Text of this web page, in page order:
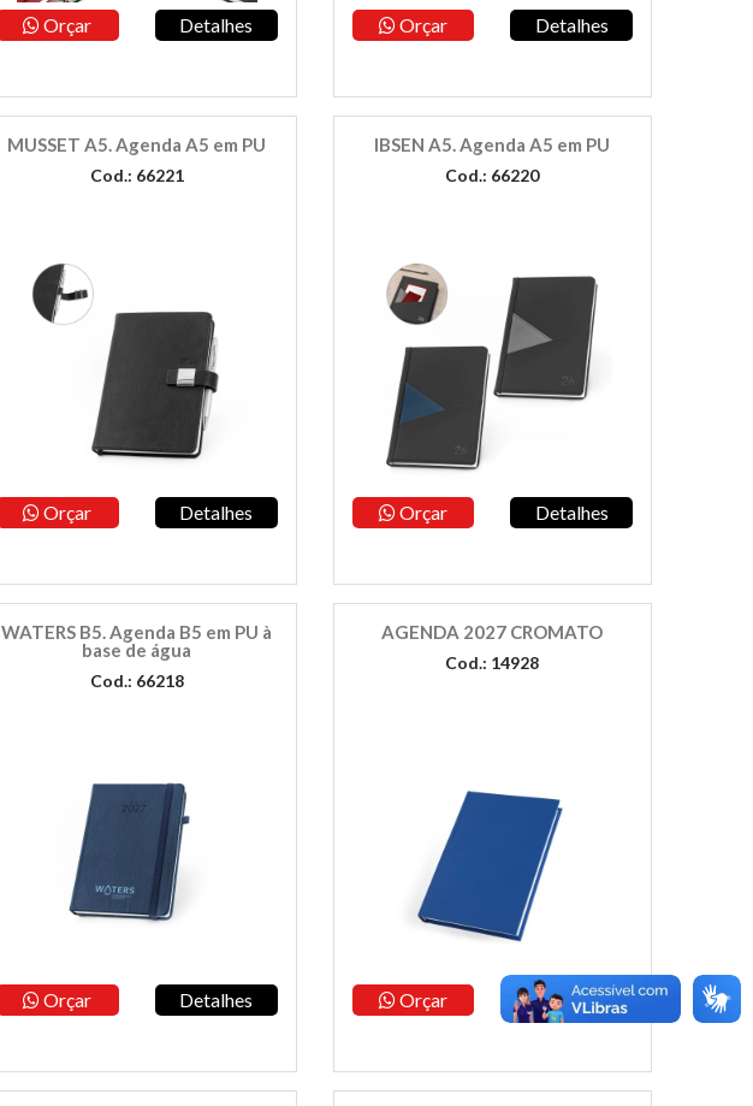
Orçar Detalhes Orçar Detalhes
MUSSET A5. Agenda A5 em PU
Cod.: 66221
Orçar Detalhes
IBSEN A5. Agenda A5 em PU
Cod.: 66220
Orçar Detalhes
WATERS B5. Agenda B5 em PU à
base de água
Cod.: 66218
Orçar Detalhes
AGENDA 2027 CROMATO
Cod.: 14928
Orçar Detalhes